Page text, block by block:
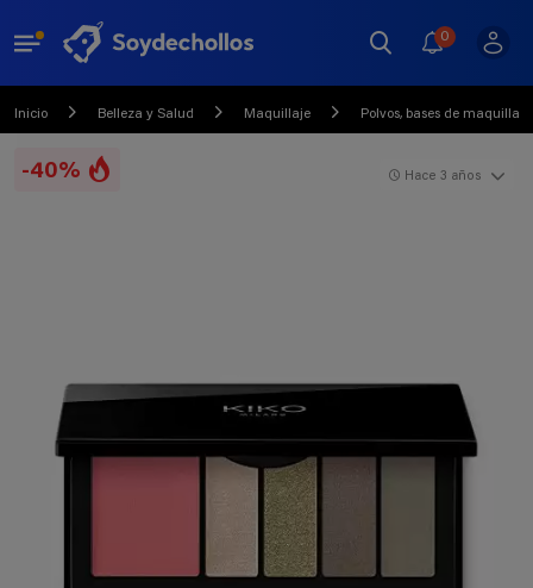
0
Inicio Belleza y Salud Maquillaje Polvos, bases de
-40% Hace 3 años